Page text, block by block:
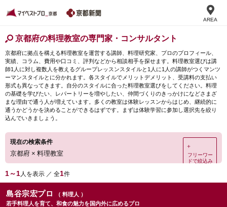
AREA
京都府の料理教室の専門家・コンサルタント
京都府に拠点を構える料理教室を運営する講師、料理研究家、プロのプロフィール、
実績、コラム、費用や口コミ、評判などから相談相手を探せます。料理教室選びは講
師1人に対し複数人を教えるグループレッスンスタイルと1人に1人の講師がつくマンツ
ーマンスタイルとに分かれます。各スタイルでメリットデメリット、受講料の支払い
形式も異なってきます。自分のスタイルに合った料理教室選びをしてください。料理
の基礎を学びたい、レパートリーを増やしたい、仲間づくりのきっかけになどさまざ
まな理由で通う人が増えています。多くの教室は体験レッスンからはじめ、継続的に
通うかどうかを決めることができるはずです。まずは体験学習に参加し選択先を絞り
込んでいきましょう。
現在の検索条件
京都府 × 料理教室
＋
フリーワー
ドで絞込み
1～1人を表示 ／ 全1件
島谷宗宏プロ
（ 料理人 ）
若手料理人を育て、和食の魅力を国内外に広めるプロ